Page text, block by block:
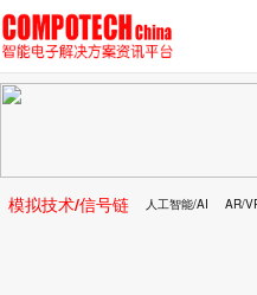
模拟技术/信号链 人工智能/AI AR/